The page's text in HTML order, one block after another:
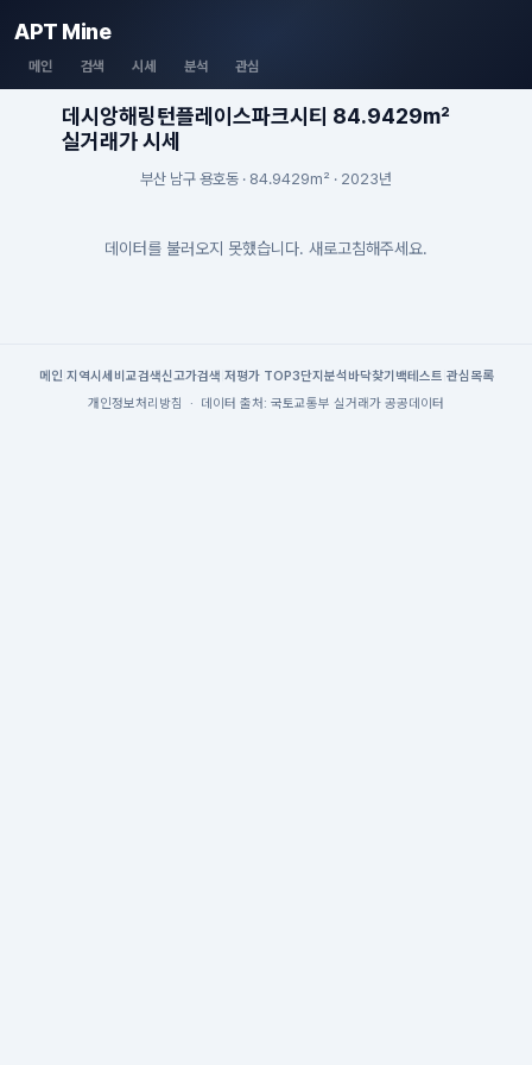
APT Mine
메인 검색 시세 분석 관심
데시앙해링턴플레이스파크시티 84.9429m²
실거래가 시세
부산 남구 용호동 · 84.9429m² · 2023년
데이터를 불러오지 못했습니다. 새로고침해주세요.
메인| 지역시세 비교검색신고가검색 저평가 TOP3단지분석 바닥찾기 백테스트 관심목록
개인정보처리방침
· 데이터 출처: 국토교통부 실거래가 공공데이터